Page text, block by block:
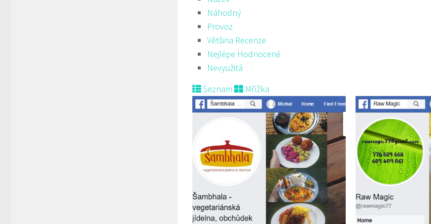
Náhodný
Provoz
Většina Recenze
Nejlépe Hodnocené
Nevyužitá
Seznam
Mřížka